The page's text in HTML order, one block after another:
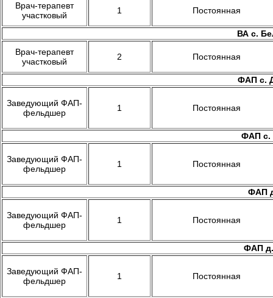
Врач-терапевт
участковый
1 Постоянная
ВА c.
Врач-терапевт
участковый
2 Постоянная
ФАП с.
Заведующий ФАП-
фельдшер
1 Постоянная
ФАП с.
Заведующий ФАП-
фельдшер
1 Постоянная
ФАП
Заведующий ФАП-
фельдшер
1 Постоянная
ФАП д.
Заведующий ФАП-
фельдшер
1 Постоянная